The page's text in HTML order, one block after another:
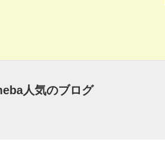
人気のブログ